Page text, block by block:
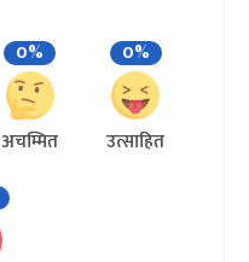
0%
अचम्मित
0%
उत्साहित